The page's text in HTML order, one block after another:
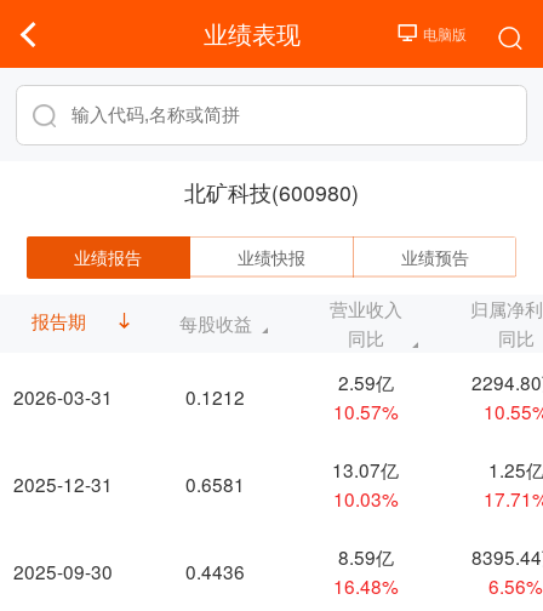
业绩表现
北矿科技(600980)
业绩报告 业绩快报 业绩预告
报告期
2026-03-31
2025-12-31
2025-09-30
每股收益
营业收入
同比
归属净
同比
0.1212
2.59亿
10.57%
0.6581
13.07亿
10.03%
1.25亿
0.4436
8.59亿
16.48%
6.56%